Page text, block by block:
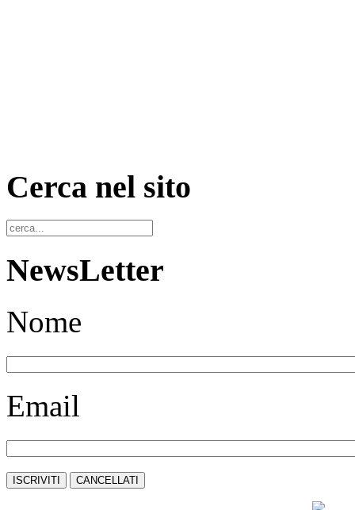
Cerca nel sito
NewsLetter
Nome
Email